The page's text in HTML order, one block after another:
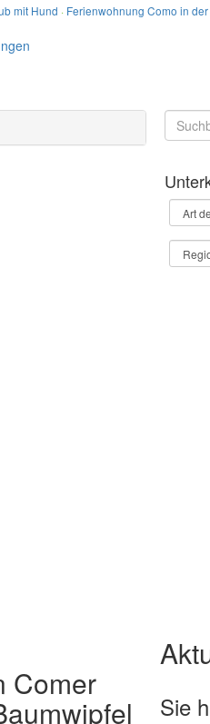
mit Hund · Ferienwohnung Como in
Comer
Sie